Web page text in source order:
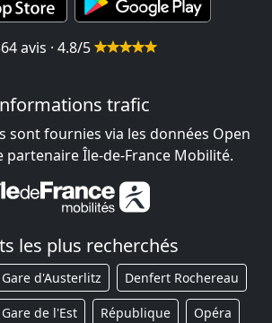
avis · 4.8/5
trafic
sont fournies via les données Open
partenaire Île-de-France Mobilité.
les plus recherchés
Gare d'Austerlitz Denfert Rochereau
Gare de l'Est République Opéra